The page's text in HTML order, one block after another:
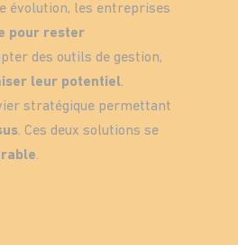
évolution, les entreprises
pour rester
des outils de gestion,
leur potentiel.
stratégique permettant
. Ces deux solutions se
.